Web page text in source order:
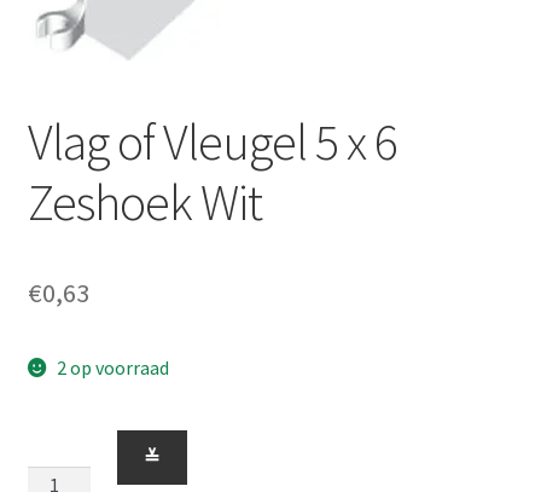
Vlag of Vleugel 5 x 6
Zeshoek Wit
€0,63
2 op voorraad
of
≚